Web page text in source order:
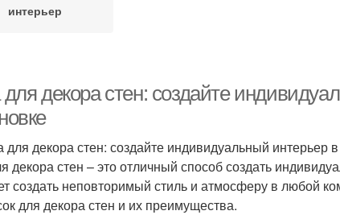
интерьер
декора стен: создайте
для декора стен: создайте индивидуальный
декора стен – это отличный способ создать
создать неповторимый стиль и атмосферу в любой
для декора стен и их преимущества.